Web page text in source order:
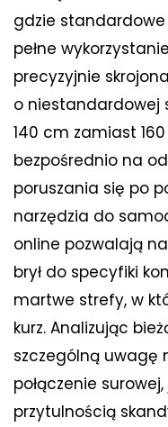
gdzie
pełne
precyzyjnie
o niestandardowej
140 cm zamiast
bezpośrednio na
poruszania się po
narzędzia do
online pozwalają
brył do specyfiki
martwe strefy, w
kurz. Analizując
szczególną uwagę
połączenie
przytulnością